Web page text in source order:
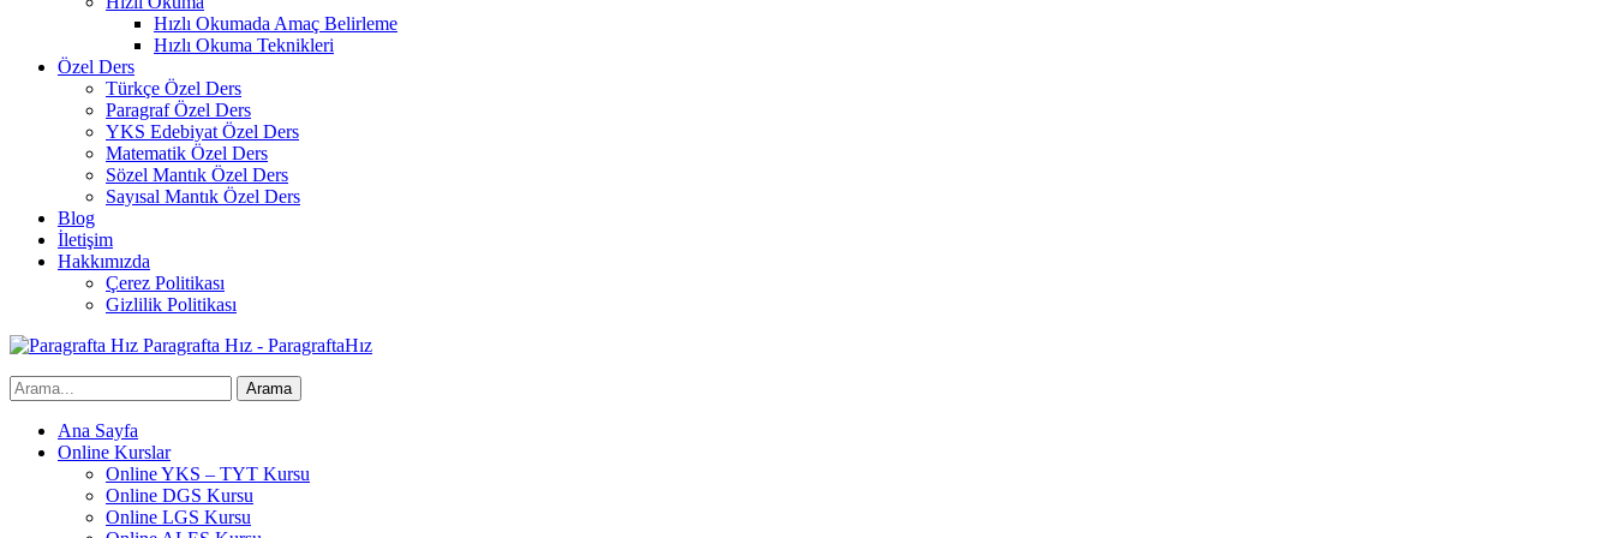
Hızlı Okumada Amaç Belirleme
Hızlı Okuma Teknikleri
Özel Ders
Türkçe Özel Ders
Paragraf Özel Ders
YKS Edebiyat Özel Ders
Matematik Özel Ders
Sözel Mantık Özel Ders
Sayısal Mantık Özel Ders
Blog
İletişim
Hakkımızda
Çerez Politikası
Gizlilik Politikası
Paragrafta Hız - ParagraftaHız
Ana Sayfa
Online Kurslar
Online YKS – TYT Kursu
Online DGS Kursu
Online LGS Kursu